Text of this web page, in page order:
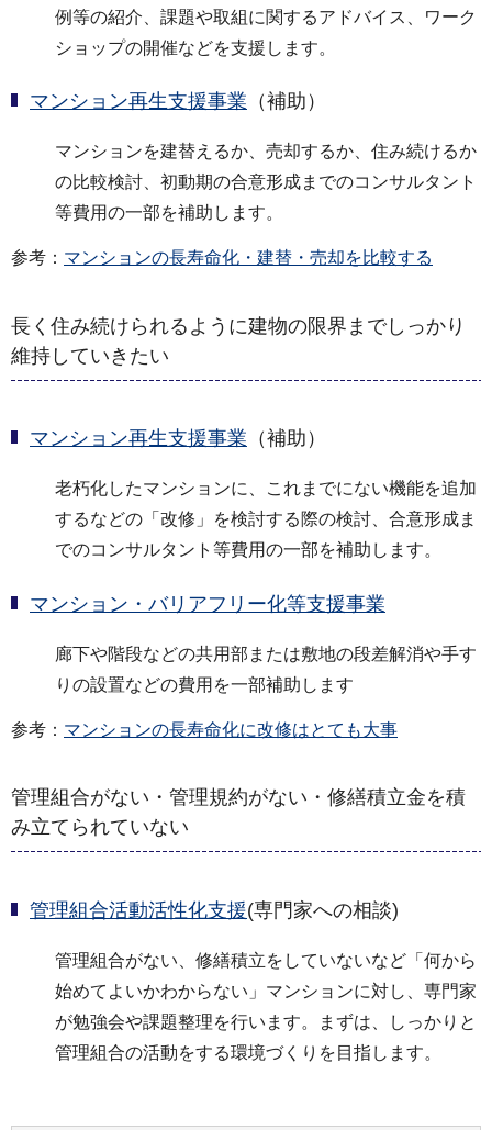
例等の紹介、課題や取組に関するアドバイス、ワーク
ショップの開催などを支援します。
マンション再生支援事業 （補助）
マンションを建替えるか、売却するか、住み続けるか
の比較検討、初動期の合意形成までのコンサルタント
等費用の一部を補助します。
参考： マンションの長寿命化・建替・売却を比較する
長く住み続けられるように建物の限界までしっかり
維持していきたい
マンション再生支援事業 （補助）
老朽化したマンションに、これまでにない機能を追加
するなどの「改修」を検討する際の検討、合意形成ま
でのコンサルタント等費用の一部を補助します。
マンション・バリアフリー化等支援事業
廊下や階段などの共用部または敷地の段差解消や手す
りの設置などの費用を一部補助します
参考： マンションの長寿命化に改修はとても大事
管理組合がない・管理規約がない・修繕積立金を積
み立てられていない
管理組合活動活性化支援(専門家への相談)
管理組合がない、修繕積立をしていないなど「何から
始めてよいかわからない」マンションに対し、専門家
が勉強会や課題整理を行います。まずは、しっかりと
管理組合の活動をする環境づくりを目指します。